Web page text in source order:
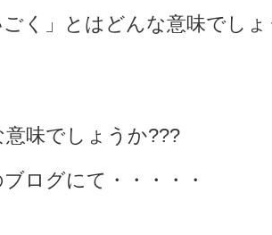
く」とはどんな意味でしょ
意味でしょうか???
ログにて・・・・・